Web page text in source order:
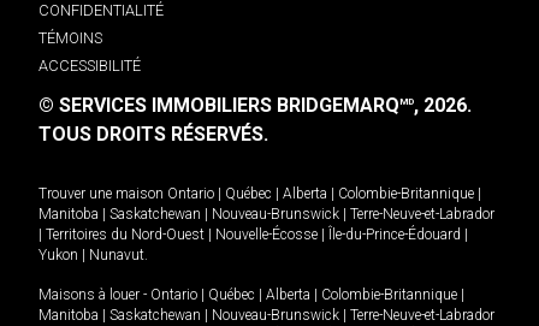
CONFIDENTIALITÉ
TÉMOINS
ACCESSIBILITÉ
© SERVICES IMMOBILIERS BRIDGEMARQMD, 2026.
TOUS DROITS RÉSERVÉS.
Trouver une maison Ontario Québec Alberta Colombie-Britannique
Manitoba
Saskatchewan Nouveau-Brunswick
Terre-Neuve-et-Labrador
Territoires du Nord-Ouest Nouvelle-Écosse Île-du-Prince-Édouard
Yukon
Nunavut.
Maisons à louer - Ontario Québec Alberta Colombie-Britannique
Manitoba
Saskatchewan Nouveau-Brunswick
Terre-Neuve-et-Labrador